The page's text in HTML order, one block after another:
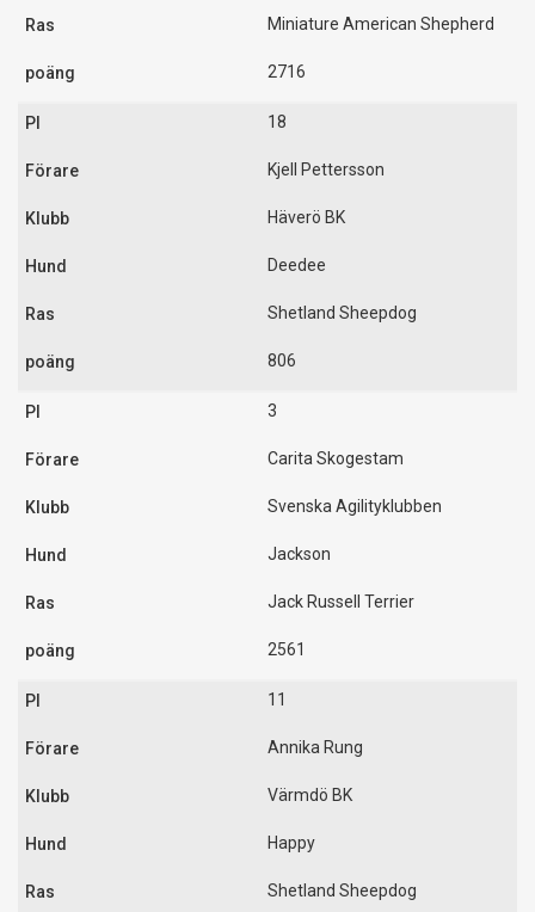
Miniature American Shepherd
2716
18
Kjell Pettersson
Häverö BK
Deedee
Shetland Sheepdog
806
3
Carita Skogestam
Svenska Agilityklubben
Jackson
Jack Russell Terrier
2561
11
Annika Rung
Värmdö BK
Happy
Shetland Sheepdog